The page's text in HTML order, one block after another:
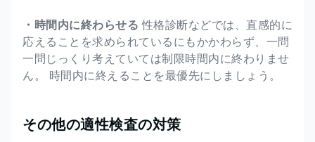
・時間内に終わらせる 性格診断などでは、直感的に
応えることを求められているにもかかわらず、一問
一問じっくり考えていては制限時間内に終わりませ
ん。 時間内に終えることを最優先にしましょう。
その他の適性検査の対策